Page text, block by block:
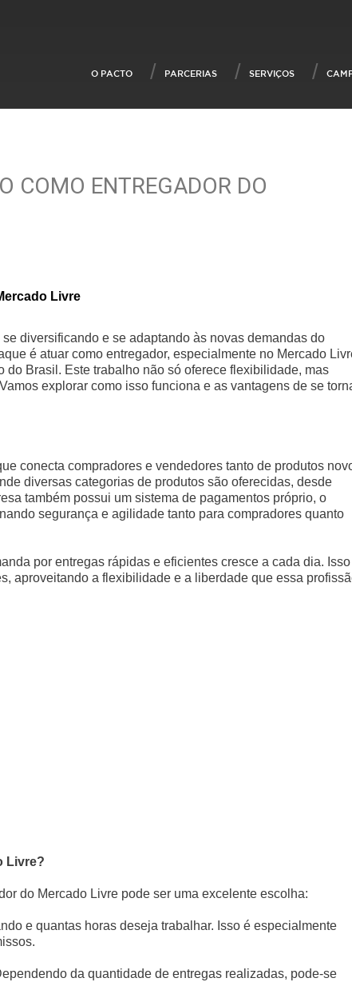
O PACTO PARCERIAS SERVIÇOS
COMO ENTREGADOR DO
Livre
diversificando e se adaptando às novas demandas do
é atuar como entregador, especialmente no Mercado
Brasil. Este trabalho não só oferece flexibilidade, mas
explorar como isso funciona e as vantagens de se
conecta compradores e vendedores tanto de produtos
diversas categorias de produtos são oferecidas, desde
também possui um sistema de pagamentos próprio, o
segurança e agilidade tanto para compradores quanto
por entregas rápidas e eficientes cresce a cada dia. Isso
aproveitando a flexibilidade e a liberdade que essa
Livre?
do Mercado Livre pode ser uma excelente escolha:
e quantas horas deseja trabalhar. Isso é especialmente
da quantidade de entregas realizadas, pode-se